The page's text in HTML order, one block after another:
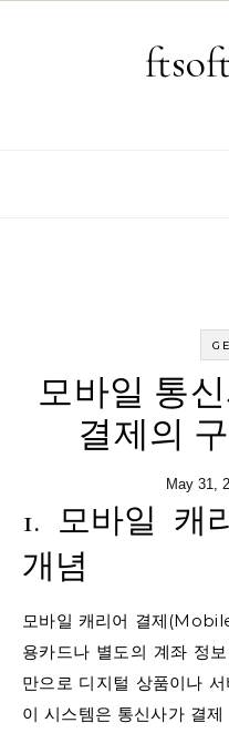
모바일 통
결제의
May 31,
1. 모바일 캐
개념
모바일 캐리어 결제
용카드나 별도의 계좌 정
만으로 디지털 상품이나
이 시스템은 통신사가 결